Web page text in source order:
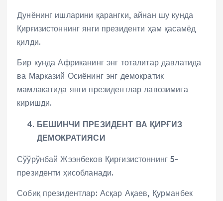
Дунёнинг ишларини қарангки, айнан шу кунда
Қирғизистоннинг янги президенти ҳам қасамёд
қилди.
Бир кунда Африканинг энг тоталитар давлатида
ва Марказий Осиёнинг энг демократик
мамлакатида янги президентлар лавозимига
киришди.
БЕШИНЧИ ПРЕЗИДЕНТ ВА ҚИРҒИЗ
ДЕМОКРАТИЯСИ
Сўўрўнбай Жээнбеков Қирғизистоннинг 5-
президенти ҳисобланади.
Собиқ президентлар: Асқар Ақаев, Қурманбек